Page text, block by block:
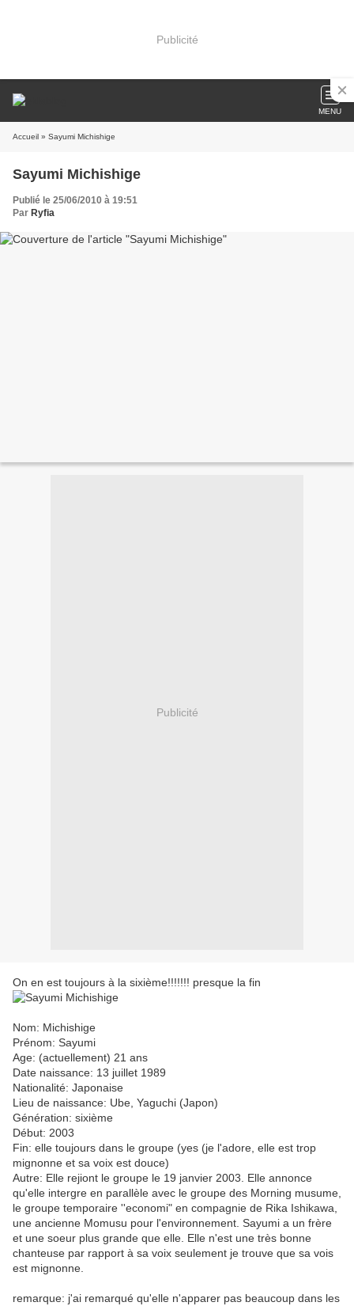
Publicité
MENU
Accueil » Sayumi Michishige
Sayumi Michishige
Publié le 25/06/2010 à 19:51
Par Ryfia
Publicité
On en est toujours à la sixième!!!!!!! presque la fin
Nom: Michishige
Prénom: Sayumi
Age: (actuellement) 21 ans
Date naissance: 13 juillet 1989
Nationalité: Japonaise
Lieu de naissance: Ube, Yaguchi (Japon)
Génération: sixième
Début: 2003
Fin: elle toujours dans le groupe (yes (je l'adore, elle est trop
mignonne et sa voix est douce)
Autre: Elle rejiont le groupe le 19 janvier 2003. Elle annonce
qu'elle intergre en parallèle avec le groupe des Morning musume,
le groupe temporaire ''economi" en compagnie de Rika Ishikawa,
une ancienne Momusu pour l'environnement. Sayumi a un frère
et une soeur plus grande que elle. Elle n'est une très bonne
chanteuse par rapport à sa voix seulement je trouve que sa vois
est mignonne.
remarque: j'ai remarqué qu'elle n'apparer pas beaucoup dans les